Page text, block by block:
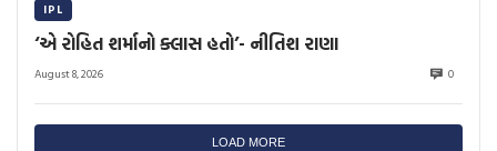
IPL
‘એ રોહિત શર્માનો ક્લાસ હતો’- નીતિશ રાણા
August 8, 2026 0
LOAD MORE